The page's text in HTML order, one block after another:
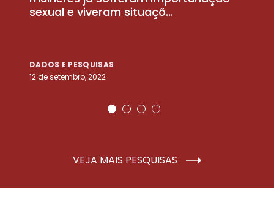
sexual e viveram situaçõ...
DADOS E PESQUISAS
12 de setembro, 2022
VEJA MAIS PESQUISAS